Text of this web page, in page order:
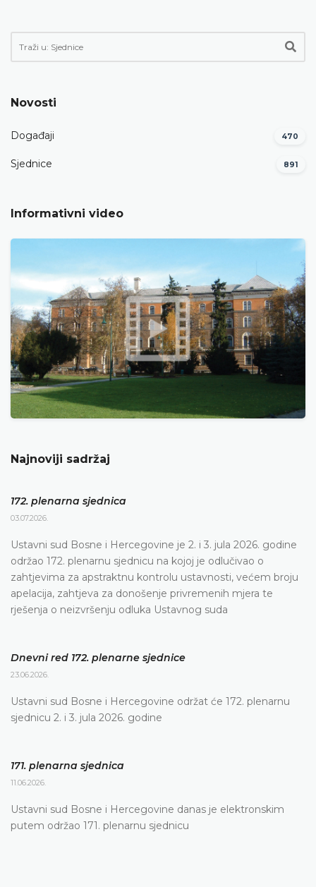
Novosti
Događaji 470
Sjednice 891
Informativni video
Najnoviji sadržaj
172. plenarna sjednica
03.07.2026.
Ustavni sud Bosne i Hercegovine je 2. i 3. jula 2026. godine
održao 172. plenarnu sjednicu na kojoj je odlučivao o
zahtjevima za apstraktnu kontrolu ustavnosti, većem broju
apelacija, zahtjeva za donošenje privremenih mjera te
rješenja o neizvršenju odluka Ustavnog suda
Dnevni red 172. plenarne sjednice
23.06.2026.
Ustavni sud Bosne i Hercegovine održat će 172. plenarnu
sjednicu 2. i 3. jula 2026. godine
171. plenarna sjednica
11.06.2026.
Ustavni sud Bosne i Hercegovine danas je elektronskim
putem održao 171. plenarnu sjednicu